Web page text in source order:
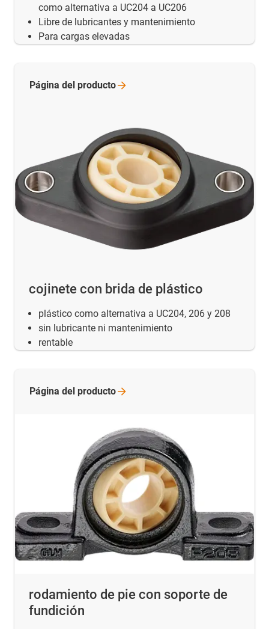
como alternativa a UC204 a UC206
Libre de lubricantes y mantenimiento
Para cargas elevadas
cojinete con brida de plástico
plástico como alternativa a UC204, 206 y 208
sin lubricante ni mantenimiento
rentable
Página del producto
rodamiento de pie con soporte de
fundición
Página del producto